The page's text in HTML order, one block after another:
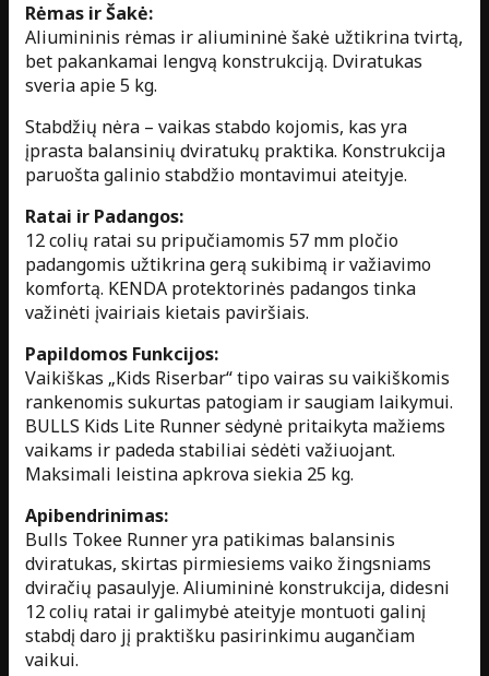
Rėmas ir Šakė:
Aliumininis rėmas ir aliumininė šakė užtikrina tvirtą,
bet pakankamai lengvą konstrukciją. Dviratukas
sveria apie 5 kg.
Stabdžių nėra – vaikas stabdo kojomis, kas yra
įprasta balansinių dviratukų praktika. Konstrukcija
paruošta galinio stabdžio montavimui ateityje.
Ratai ir Padangos:
12 colių ratai su pripučiamomis 57 mm pločio
padangomis užtikrina gerą sukibimą ir važiavimo
komfortą. KENDA protektorinės padangos tinka
važinėti įvairiais kietais paviršiais.
Papildomos Funkcijos:
Vaikiškas „Kids Riserbar“ tipo vairas su vaikiškomis
rankenomis sukurtas patogiam ir saugiam laikymui.
BULLS Kids Lite Runner sėdynė pritaikyta mažiems
vaikams ir padeda stabiliai sėdėti važiuojant.
Maksimali leistina apkrova siekia 25 kg.
Apibendrinimas:
Bulls Tokee Runner yra patikimas balansinis
dviratukas, skirtas pirmiesiems vaiko žingsniams
dviračių pasaulyje. Aliumininė konstrukcija, didesni
12 colių ratai ir galimybė ateityje montuoti galinį
stabdį daro jį praktišku pasirinkimu augančiam
vaikui.